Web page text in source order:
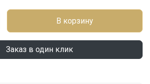
В корзину
Заказ в один клик